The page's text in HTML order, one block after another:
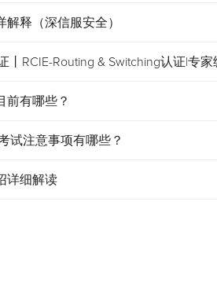
释（深信服安全）
丨RCIE-Routing & Switching认证|专
前有哪些？
试注意事项有哪些？
详细解读